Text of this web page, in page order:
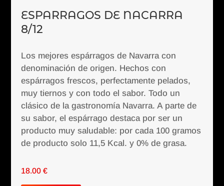
ESPARRAGOS DE NACARRA
8/12
Los mejores espárragos de Navarra con
denominación de origen. Hechos con
espárragos frescos, perfectamente pelados,
muy tiernos y con todo el sabor. Todo un
clásico de la gastronomía Navarra. A parte de
su sabor, el espárrago destaca por ser un
producto muy saludable: por cada 100 gramos
de producto solo 11,5 Kcal. y 0% de grasa.
18.00€